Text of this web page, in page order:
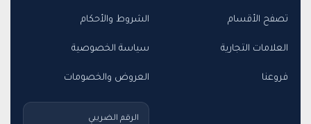
تصفح الأقسام
العلامات التجارية
فروعنا
الشروط والأحكام
سياسة الخصوصية
العروض والخصومات
الرقم الضريبي